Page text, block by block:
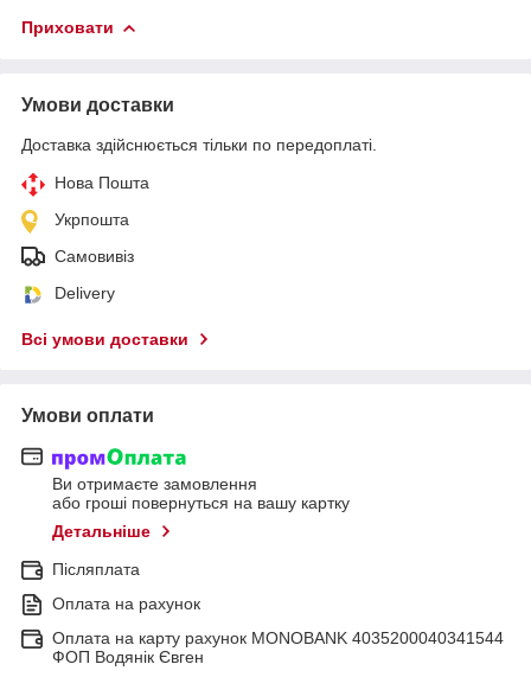
Приховати
Умови доставки
Доставка здійснюється тільки по передоплаті.
Нова Пошта
Укрпошта
Самовивіз
Delivery
Всі умови доставки
Умови оплати
Ви отримаєте замовлення
або гроші повернуться на вашу картку
Детальніше
Післяплата
Оплата на рахунок
Оплата на карту рахунок MONOBANK 4035200040341544
ФОП Водянік Євген